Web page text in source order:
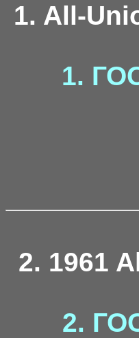
1. All-
1.
2. 1961
2.